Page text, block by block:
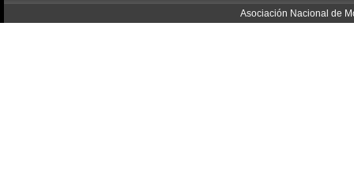
Asociación Nacional de